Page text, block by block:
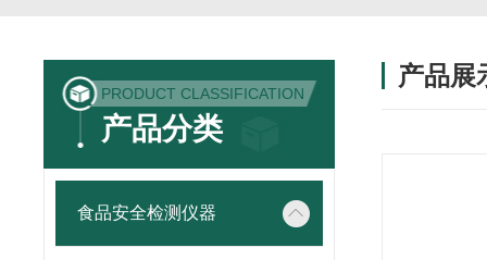
PRODUCT CLASSIFICATION
产品分类
食品安全检测仪器
产品展